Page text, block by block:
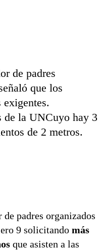
de padres
que los
exigentes.
de la UNCuyo hay 3
de 2 metros.
de padres organizados
9 solicitando más
que asisten a las